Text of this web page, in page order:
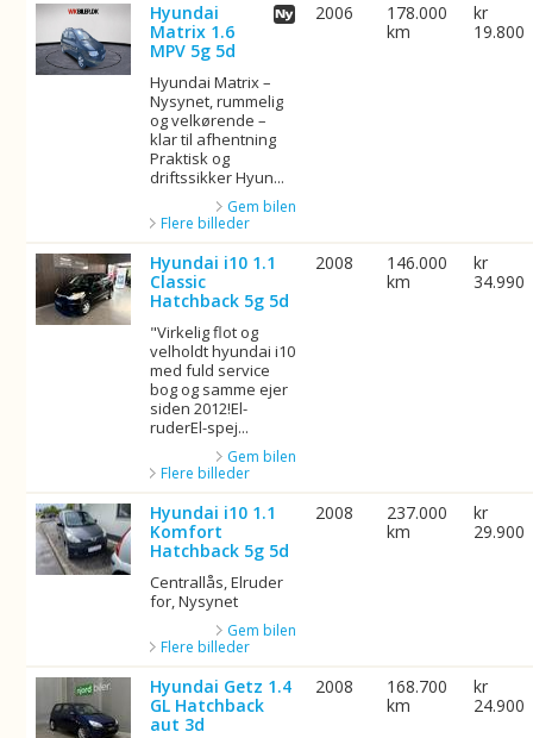
Hyundai
Matrix 1.6
MPV 5g 5d
Hyundai Matrix –
Nysynet, rummelig
og velkørende –
klar til afhentning
Praktisk og
driftssikker Hyun...
Gem bilen
Flere billeder
2006
178.000
km
kr
19.800
Hyundai i10 1.1
Classic
Hatchback 5g 5d
"Virkelig flot og
velholdt hyundai i10
med fuld service
bog og samme ejer
siden 2012!El-
ruderEl-spej...
Gem bilen
Flere billeder
2008
146.000
km
kr
34.990
Hyundai i10 1.1
Komfort
Hatchback 5g 5d
Centrallås, Elruder
for, Nysynet
Gem bilen
Flere billeder
2008
237.000
km
kr
29.900
Hyundai Getz 1.4
GL Hatchback
aut 3d
2008
168.700
km
kr
24.900